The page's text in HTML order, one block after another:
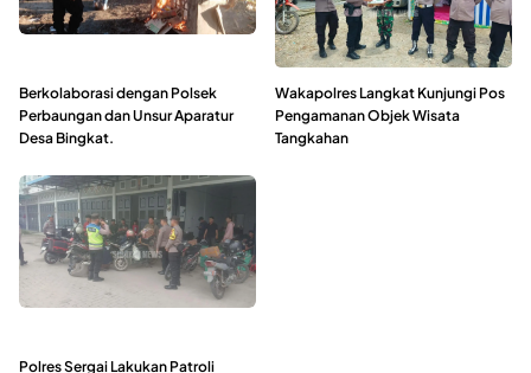
Berkolaborasi dengan Polsek
Perbaungan dan Unsur Aparatur
Desa Bingkat.
Wakapolres Langkat Kunjungi Pos
Pengamanan Objek Wisata
Tangkahan
Polres Sergai Lakukan Patroli